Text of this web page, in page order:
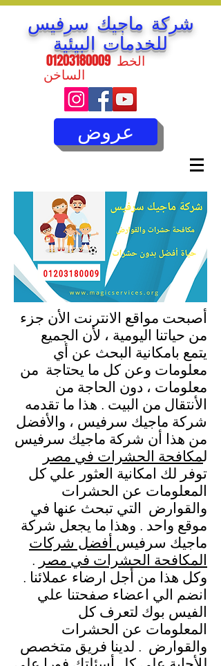
شركة ماجيك سرفيس
للخدمات البيئية
01203180009
الساخن
عروض
أصبحت مواقع الانترنت الأن جزء
من حياتنا اليومية ، لأن الجميع
يتمع بامكانية البحث عن أي
معلومات وعن كل ما يحتاجة من
معلومات ، دون الحاجة من
الأنتقال من البيت . هذا ما تقدمه
شركة ماجيك سرفيس ، والأفضل
من هذا أن شركة ماجيك سرفيس
لمكافحة الحشرات في مصر
توفر لك امكانية العثور علي كل
المعلومات عن الحشرات
والقوارض التي تبحث عنها في
موقع واحد . وهذا ما يجعل شركة
ماجيك سرفيس أفضل شركات
المكافحة الحشرات في مصر .
وكل هذا من أجل ارضاء عملائنا .
انضم الي اعضاء صفحتنا علي
الفيس بوك لتعرف كل
المعلومات عن الحشرات
والقوارض . لدينا فريق متخصص